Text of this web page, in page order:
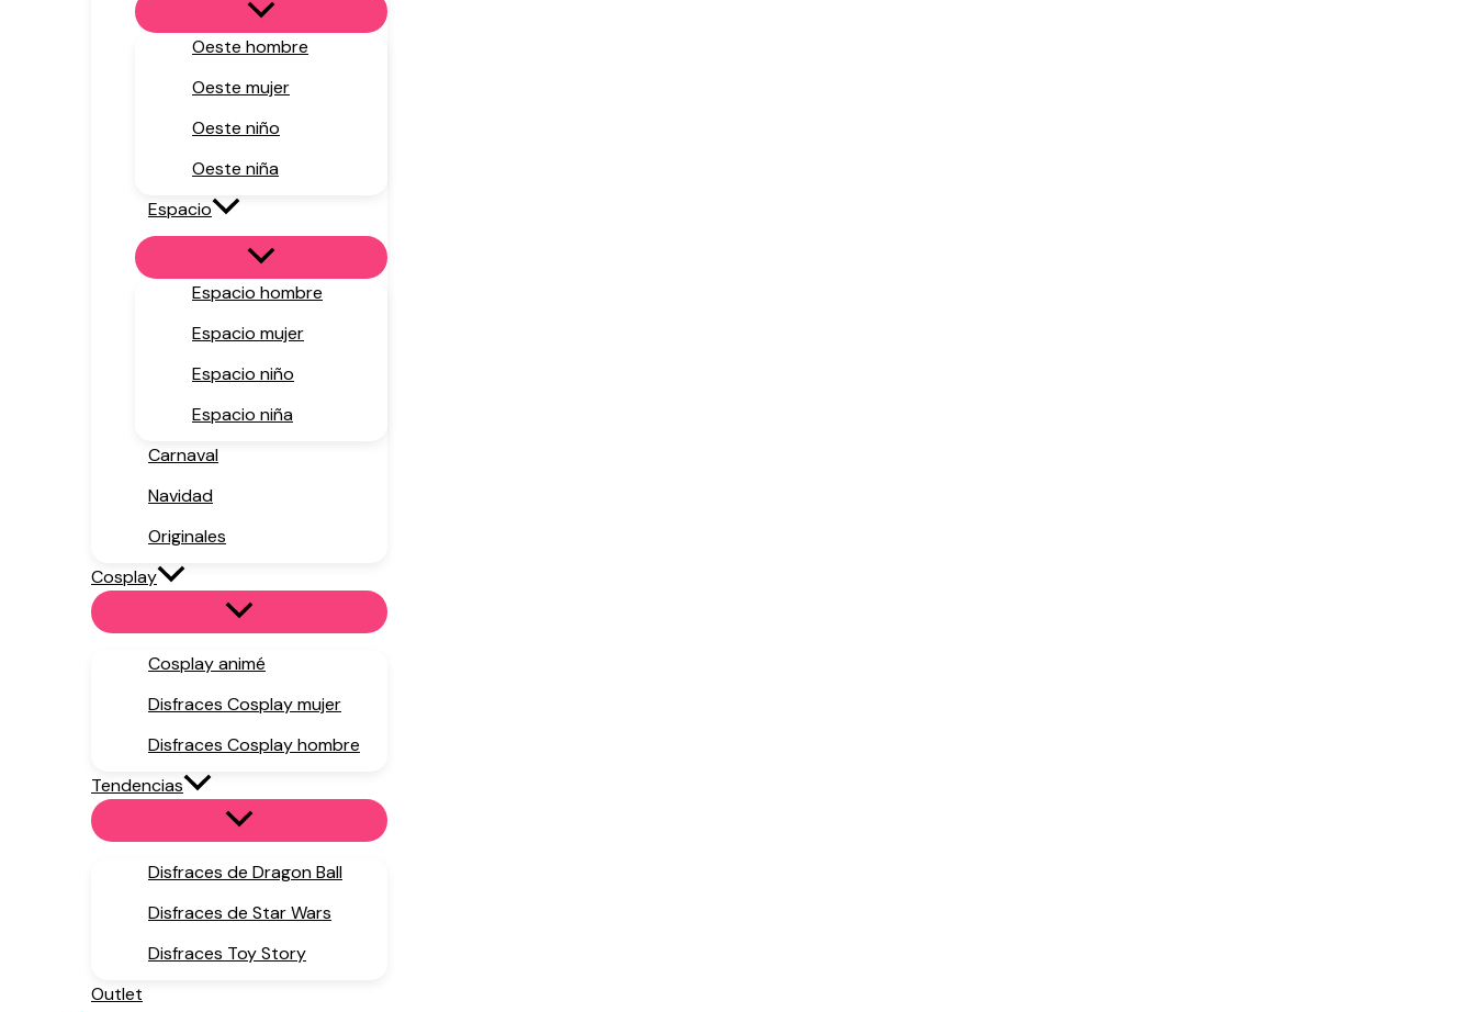
Oeste hombre
Oeste mujer
Oeste niño
Oeste niña
Espacio
Espacio hombre
Espacio mujer
Espacio niño
Espacio niña
Carnaval
Navidad
Originales
Cosplay
Cosplay animé
Disfraces Cosplay mujer
Disfraces Cosplay hombre
Tendencias
Disfraces de Dragon Ball
Disfraces de Star Wars
Disfraces Toy Story
Outlet